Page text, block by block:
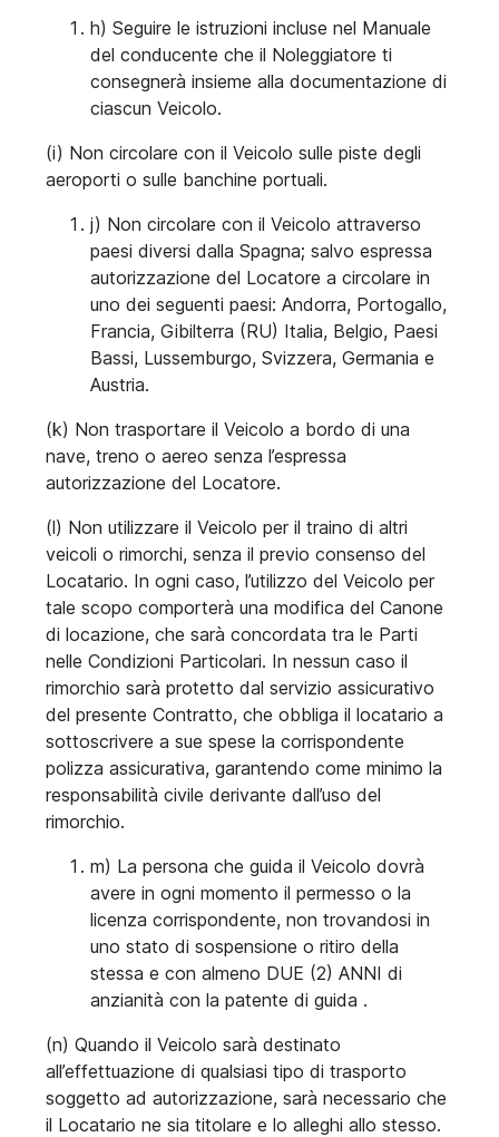
h) Seguire le istruzioni incluse nel Manuale
del conducente che il Noleggiatore ti
consegnerà insieme alla documentazione di
ciascun Veicolo.
(i) Non circolare con il Veicolo sulle piste degli
aeroporti o sulle banchine portuali.
j) Non circolare con il Veicolo attraverso
paesi diversi dalla Spagna; salvo espressa
autorizzazione del Locatore a circolare in
uno dei seguenti paesi: Andorra, Portogallo,
Francia, Gibilterra (RU) Italia, Belgio, Paesi
Bassi, Lussemburgo, Svizzera, Germania e
Austria.
(k) Non trasportare il Veicolo a bordo di una
nave, treno o aereo senza l’espressa
autorizzazione del Locatore.
(l) Non utilizzare il Veicolo per il traino di altri
veicoli o rimorchi, senza il previo consenso del
Locatario. In ogni caso, l’utilizzo del Veicolo per
tale scopo comporterà una modifica del Canone
di locazione, che sarà concordata tra le Parti
nelle Condizioni Particolari. In nessun caso il
rimorchio sarà protetto dal servizio assicurativo
del presente Contratto, che obbliga il locatario a
sottoscrivere a sue spese la corrispondente
polizza assicurativa, garantendo come minimo la
responsabilità civile derivante dall’uso del
rimorchio.
m) La persona che guida il Veicolo dovrà
avere in ogni momento il permesso o la
licenza corrispondente, non trovandosi in
uno stato di sospensione o ritiro della
stessa e con almeno DUE (2) ANNI di
anzianità con la patente di guida .
(n) Quando il Veicolo sarà destinato
all’effettuazione di qualsiasi tipo di trasporto
soggetto ad autorizzazione, sarà necessario che
il Locatario ne sia titolare e lo alleghi allo stesso.